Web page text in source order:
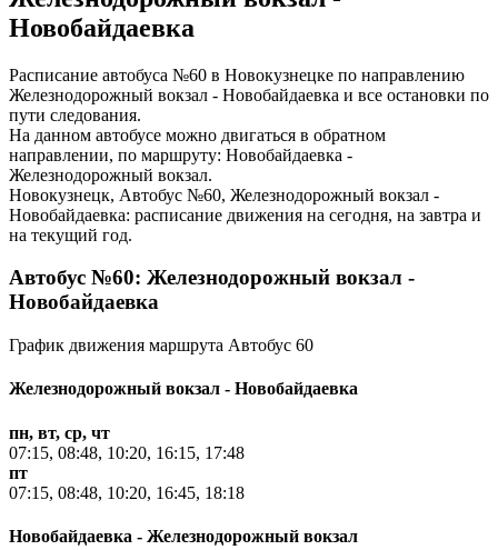
Новобайдаевка
Расписание автобуса №60 в Новокузнецке по направлению
Железнодорожный вокзал - Новобайдаевка и все остановки по
пути следования.
На данном автобусе можно двигаться в обратном
направлении, по маршруту: Новобайдаевка -
Железнодорожный вокзал.
Новокузнецк, Автобус №60, Железнодорожный вокзал -
Новобайдаевка: расписание движения на сегодня, на завтра и
на текущий год.
Автобус №60: Железнодорожный вокзал -
Новобайдаевка
График движения маршрута Автобус 60
Железнодорожный вокзал - Новобайдаевка
пн, вт, ср, чт
07:15, 08:48, 10:20, 16:15, 17:48
пт
07:15, 08:48, 10:20, 16:45, 18:18
Новобайдаевка - Железнодорожный вокзал